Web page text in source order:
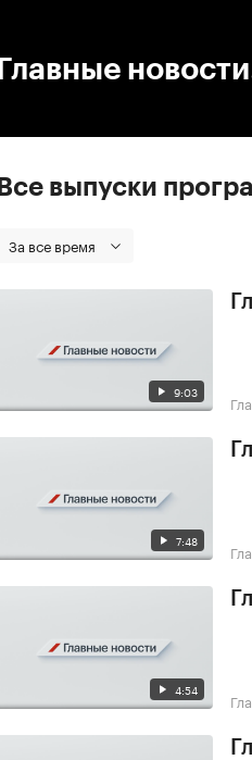
Главные
Все выпуски
За все время
9:03
7:48
4:54